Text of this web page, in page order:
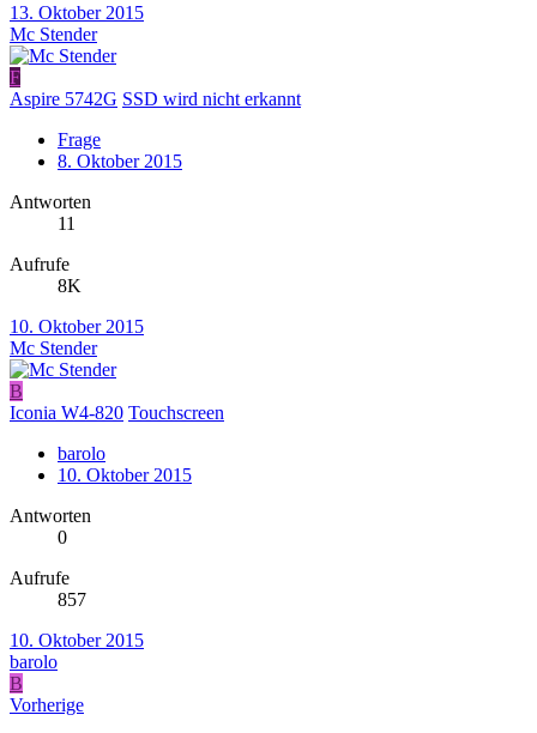
13. Oktober 2015
Mc Stender
F
Aspire 5742G SSD wird nicht erkannt
Frage
8. Oktober 2015
Antworten
11
Aufrufe
8K
10. Oktober 2015
Mc Stender
B
Iconia W4-820 Touchscreen
barolo
10. Oktober 2015
Antworten
0
Aufrufe
857
10. Oktober 2015
barolo
B
Vorherige